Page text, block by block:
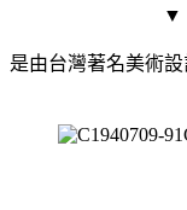
▼
是由台灣著名美術